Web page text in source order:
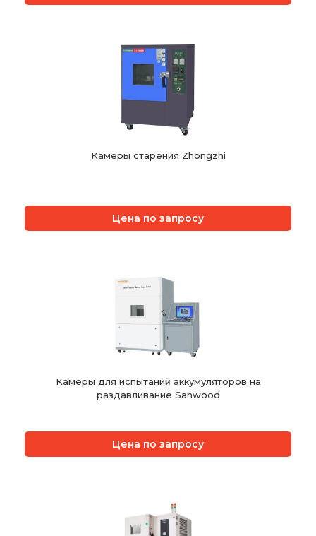
Камеры старения Zhongzhi
Цена по запросу
Камеры для испытаний аккумуляторов на
раздавливание Sanwood
Цена по запросу